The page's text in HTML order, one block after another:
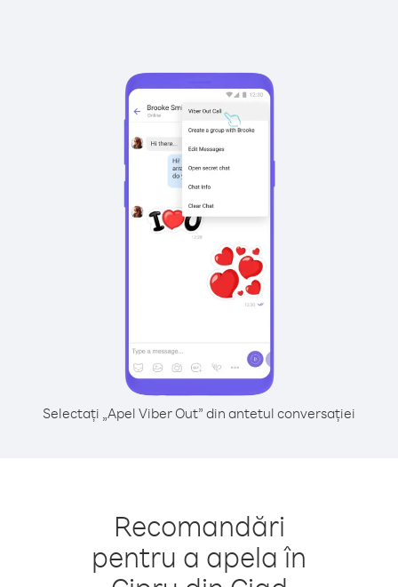
Selectați „Apel Viber Out” din antetul conversației
Recomandări
pentru a apela în